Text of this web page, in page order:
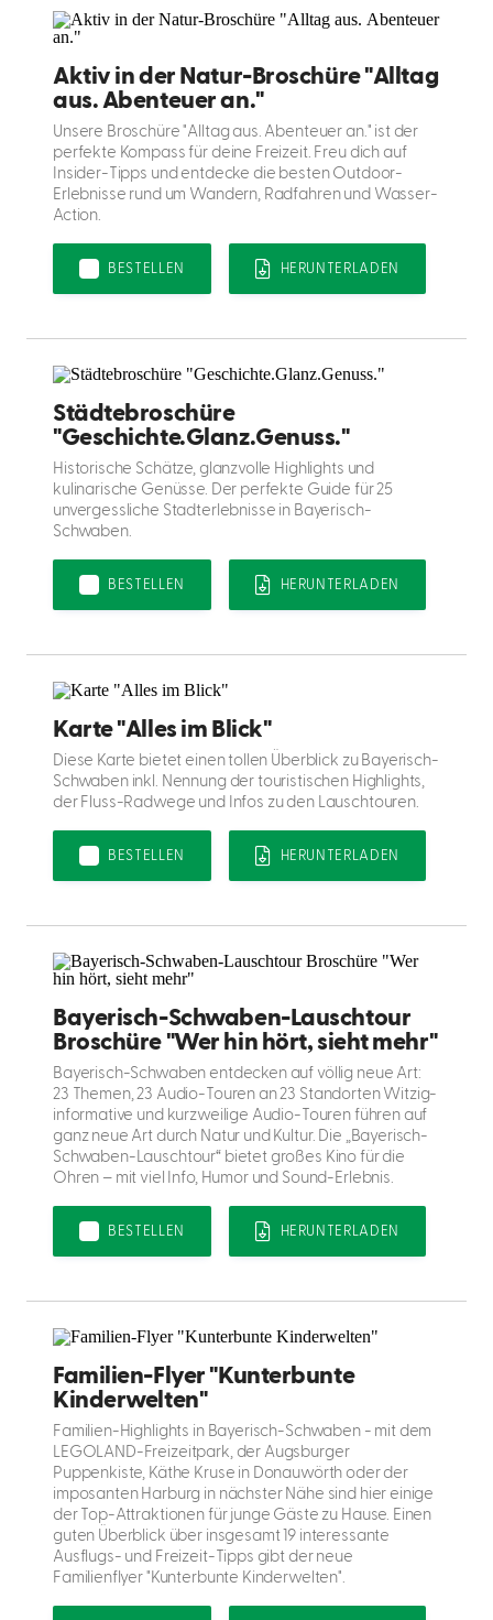
Aktiv in der Natur-Broschüre "Alltag
aus. Abenteuer an."
Unsere Broschüre "Alltag aus. Abenteuer an." ist der
perfekte Kompass für deine Freizeit. Freu dich auf
Insider-Tipps und entdecke die besten Outdoor-
Erlebnisse rund um Wandern, Radfahren und Wasser-
Action.
BESTELLEN HERUNTERLADEN
Städtebroschüre
"Geschichte.Glanz.Genuss."
Historische Schätze, glanzvolle Highlights und
kulinarische Genüsse. Der perfekte Guide für 25
unvergessliche Stadterlebnisse in Bayerisch-
Schwaben.
BESTELLEN HERUNTERLADEN
Karte "Alles im Blick"
Diese Karte bietet einen tollen Überblick zu Bayerisch-
Schwaben inkl. Nennung der touristischen Highlights,
der Fluss-Radwege und Infos zu den Lauschtouren.
BESTELLEN HERUNTERLADEN
Bayerisch-Schwaben-Lauschtour
Broschüre "Wer hin hört, sieht mehr"
Bayerisch-Schwaben entdecken auf völlig neue Art:
23 Themen, 23 Audio-Touren an 23 Standorten Witzig-
informative und kurzweilige Audio-Touren führen auf
ganz neue Art durch Natur und Kultur. Die „Bayerisch-
Schwaben-Lauschtour“ bietet großes Kino für die
Ohren – mit viel Info, Humor und Sound-Erlebnis.
BESTELLEN HERUNTERLADEN
Familien-Flyer "Kunterbunte
Kinderwelten"
Familien-Highlights in Bayerisch-Schwaben - mit dem
LEGOLAND-Freizeitpark, der Augsburger
Puppenkiste, Käthe Kruse in Donauwörth oder der
imposanten Harburg in nächster Nähe sind hier einige
der Top-Attraktionen für junge Gäste zu Hause. Einen
guten Überblick über insgesamt 19 interessante
Ausflugs- und Freizeit-Tipps gibt der neue
Familienflyer "Kunterbunte Kinderwelten".